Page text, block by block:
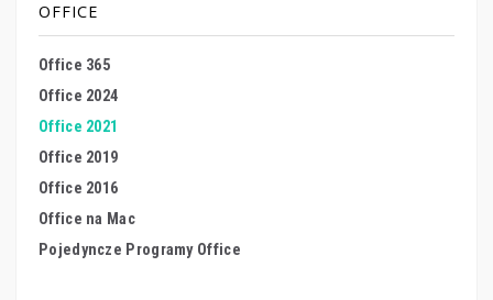
OFFICE
Office 365
Office 2024
Office 2021
Office 2019
Office 2016
Office na Mac
Pojedyncze Programy Office